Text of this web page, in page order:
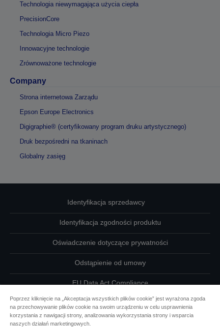
Technologia niewymagająca użycia ciepła
PrecisionCore
Technologia Micro Piezo
Innowacyjne technologie
Zrównoważone technologie
Company
Strona internetowa Zarządu
Epson Europe Electronics
Digigraphie® (certyfikowany program druku artystycznego)
Druk bezpośredni na tkaninach
Globalny zasięg
Identyfikacja sprzedawcy
Identyfikacja zgodności produktu
Oświadczenie dotyczące prywatności
Odstąpienie od umowy
EU Data Act Compliance
Skontaktuj się z nami w sprawie swoich danych
Informacje o plikach cookie
Poprzez kliknięcie na „Akceptacja wszystkich plików cookie” jest wyrażona zgoda
na przechowywanie plików cookie na swoim urządzeniu w celu usprawnienia
korzystania z nawigacji strony, analizowania wykorzystania strony i wsparcia
naszych działań marketingowych.